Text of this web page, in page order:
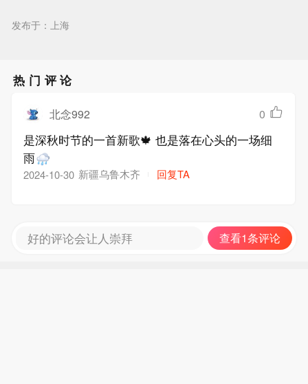
发布于：上海
热门评论
北念992 0
是深秋时节的一首新歌🍁 也是落在心头的一场细
雨
2024-10-30 新疆乌鲁木齐 回复TA
好的评论会让人崇拜 查看1条评论